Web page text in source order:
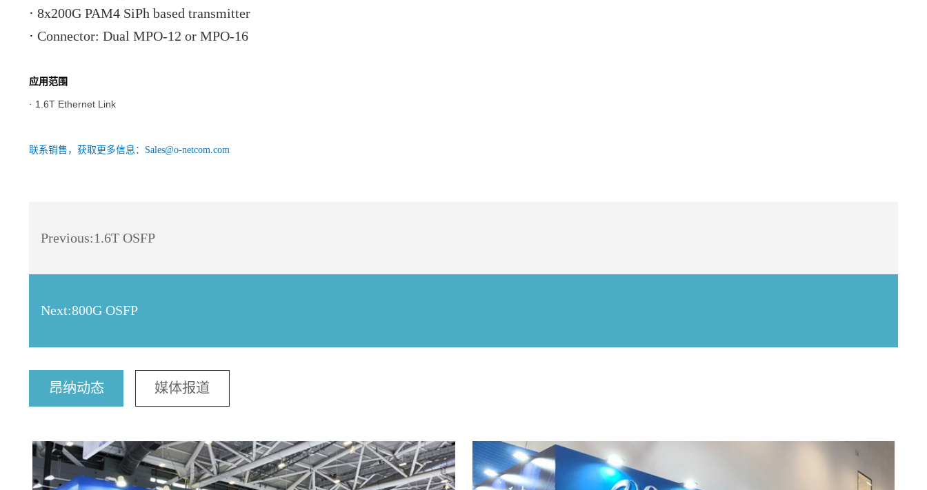
· 8x200G PAM4 SiPh based transmitter
· Connector: Dual MPO-12 or MPO-16
应用范围
· 1.6T Ethernet Link
联系销售，获取更多信息：Sales@o-netcom.com
Previous:1.6T OSFP
Next:800G OSFP
昂纳动态 媒体报道